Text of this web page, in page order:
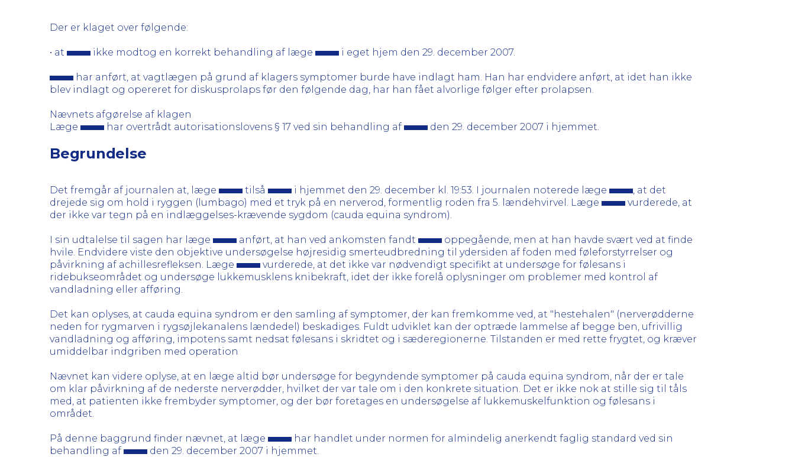
Der er klaget over følgende:
• at ikke modtog en korrekt behandling af læge i eget hjem den 29. december 2007.
har anført, at vagtlægen på grund af klagers symptomer burde have indlagt ham. Han har endvidere anført, at idet han ikke
blev indlagt og opereret for diskusprolaps før den følgende dag, har han fået alvorlige følger efter prolapsen.
Nævnets afgørelse af klagen
Læge
har overtrådt autorisationslovens § 17 ved sin behandling af den 29. december 2007 i hjemmet.
Begrundelse
Det fremgår af journalen at, læge tilså i hjemmet den 29. december kl. 19:53. I journalen noterede læge
, at det
drejede sig om hold i ryggen (lumbago) med et tryk på en nerverod, formentlig roden fra 5. lændehvirvel. Læge
vurderede, at
der ikke var tegn på en indlæggelses-krævende sygdom (cauda equina syndrom).
I sin udtalelse til sagen har læge anført, at han ved ankomsten fandt
oppegående, men at han havde svært ved at finde
hvile. Endvidere viste den objektive undersøgelse højresidig smerteudbredning til ydersiden af foden med føleforstyrrelser og
påvirkning af achillesrefleksen. Læge
vurderede, at det ikke var nødvendigt specifikt at undersøge for følesans i
ridebukseområdet og undersøge lukkemusklens knibekraft, idet der ikke forelå oplysninger om problemer med kontrol af
vandladning eller afføring.
Det kan oplyses, at cauda equina syndrom er den samling af symptomer, der kan fremkomme ved, at "hestehalen" (nerverødderne
neden for rygmarven i rygsøjlekanalens lændedel) beskadiges. Fuldt udviklet kan der optræde lammelse af begge ben, ufrivillig
vandladning og afføring, impotens samt nedsat følesans i skridtet og i sæderegionerne. Tilstanden er med rette frygtet, og kræver
umiddelbar indgriben med operation
Nævnet kan videre oplyse, at en læge altid bør undersøge for begyndende symptomer på cauda equina syndrom, når der er tale
om klar påvirkning af de nederste nerverødder, hvilket der var tale om i den konkrete situation. Det er ikke nok at stille sig til tåls
med, at patienten ikke frembyder symptomer, og der bør foretages en undersøgelse af lukkemuskelfunktion og følesans i
området.
På denne baggrund finder nævnet, at læge
har handlet under normen for almindelig anerkendt faglig standard ved sin
behandling af
den 29. december 2007 i hjemmet.